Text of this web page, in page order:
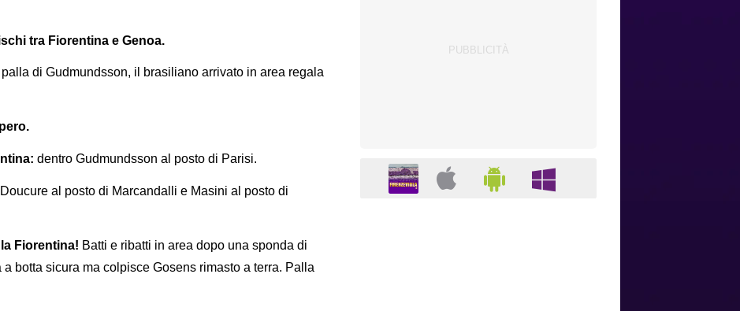
tra Fiorentina e Genoa.
di Gudmundsson, il brasiliano arrivato in area regala
dentro Gudmundsson al posto di Parisi.
al posto di Marcandalli e Masini al posto di
Fiorentina! Batti e ribatti in area dopo una sponda di
botta sicura ma colpisce Gosens rimasto a terra. Palla